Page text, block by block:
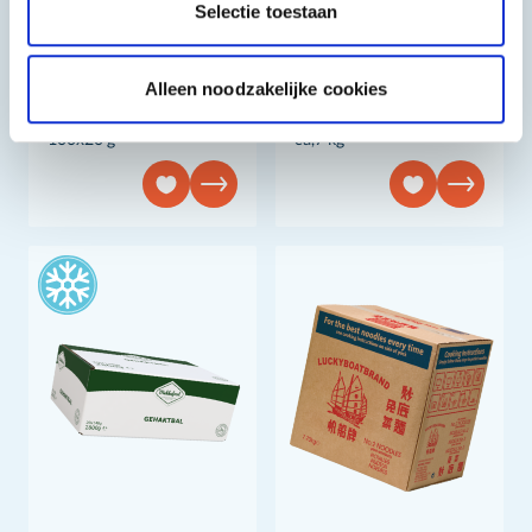
Selectie toestaan
Alleen noodzakelijke cookies
100x20 g
Varkens-Spareribs
ca,7 kg